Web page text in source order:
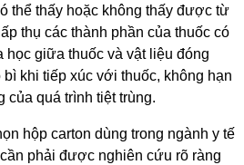
thể thấy hoặc không thấy được từ
thụ các thành phần của thuốc có
học giữa thuốc và vật liệu đóng
khi tiếp xúc với thuốc, không hạn
quá trình tiệt trùng.
hộp carton dùng trong ngành y tế
phải được nghiên cứu rõ ràng